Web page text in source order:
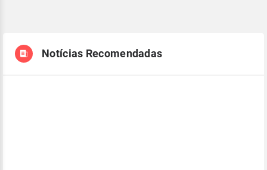
Notícias Recomendadas